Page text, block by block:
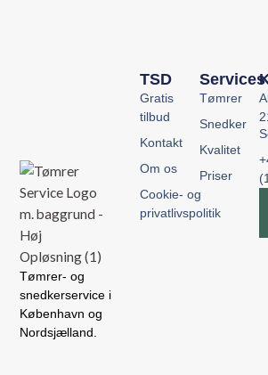
Tømrer- og
snedkerservice i
København og
Nordsjælland.
Services
Tømrer
Snedker
Kvalitet
Priser
TSD
Gratis
tilbud
Kontakt
Om os
Cookie- og
privatlivspolitik